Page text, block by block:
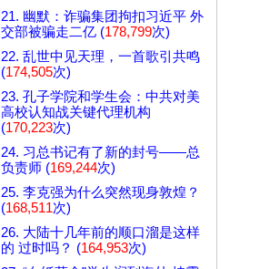
21. 幽默：诈骗集团拘扣习近平 外
交部被骗走二亿 (178,799次)
22. 乱世中见天理，一首歌引共鸣
(174,505次)
23. 孔子学院和学生会：中共对美
高校认知战关键代理机构
(170,223次)
24. 习总书记有了新的封号——总
负责师 (169,244次)
25. 李克强为什么突然现身敦煌？
(168,511次)
26. 大陆十几年前的顺口溜是这样
的 过时吗？ (164,953次)